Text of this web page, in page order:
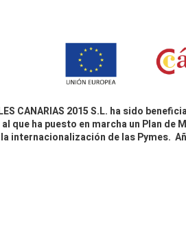
CANARIAS 2015 S.L. ha sido
que ha puesto en marcha un Plan
internacionalización de las Pymes.